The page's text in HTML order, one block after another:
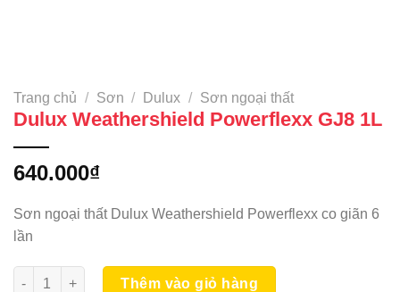
Trang chủ / Sơn / Dulux / Sơn ngoại thất
Dulux Weathershield Powerflexx GJ8 1L
640.000₫
Sơn ngoại thất Dulux Weathershield Powerflexx co giãn 6
lần
Dulux Weathershield Powerflexx GJ8 1L số lượng
Thêm vào giỏ hàng